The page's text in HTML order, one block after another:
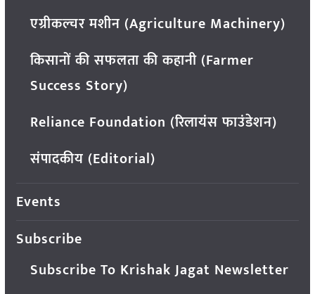
एग्रीकल्चर मशीन (Agriculture Machinery)
किसानों की सफलता की कहानी (Farmer
Success Story)
Reliance Foundation (रिलायंस फाउंडेशन)
संपादकीय (Editorial)
Events
Subscribe
Subscribe To Krishak Jagat Newsletter